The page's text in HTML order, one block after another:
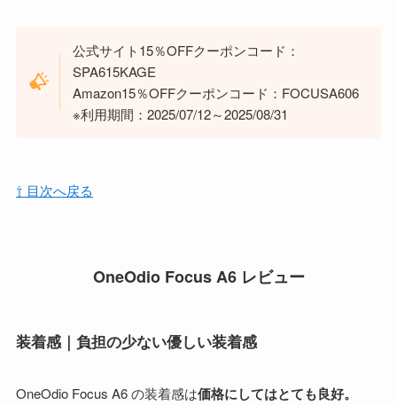
公式サイト15％OFFクーポンコード：
SPA615KAGE
Amazon15％OFFクーポンコード：FOCUSA606
※利用期間：2025/07/12～2025/08/31
⇧ 目次へ戻る
OneOdio Focus A6 レビュー
装着感｜負担の少ない優しい装着感
OneOdio Focus A6 の装着感は価格にしてはとても良好。